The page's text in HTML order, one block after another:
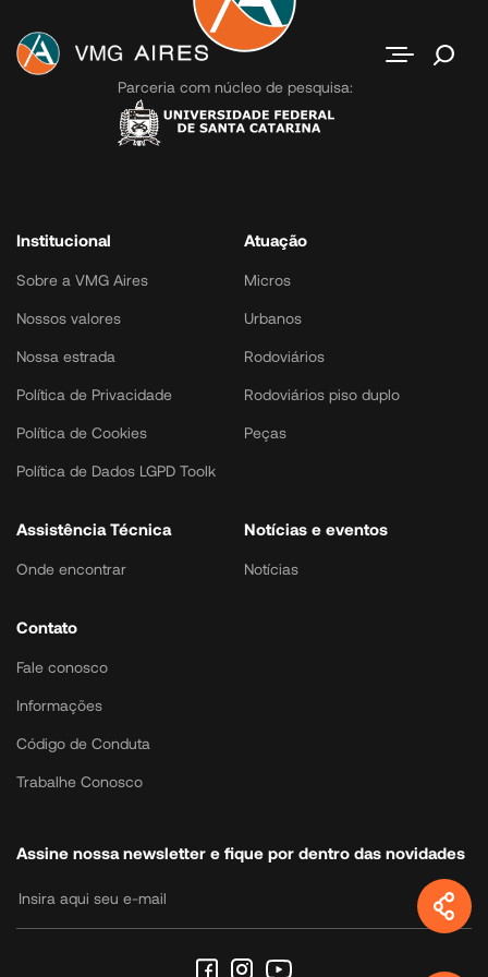
Contato
Parceria com núcleo de pesquisa:
Institucional
Sobre a VMG Aires
Nossos valores
Nossa estrada
Política de Privacidade
Política de Cookies
Política de Dados LGPD Toolk
Atuação
Micros
Urbanos
Rodoviários
Rodoviários piso duplo
Peças
Assistência Técnica
Onde encontrar
Notícias e eventos
Notícias
Contato
Fale conosco
Informações
Código de Conduta
Trabalhe Conosco
Assine nossa newsletter e fique por dentro das novidades